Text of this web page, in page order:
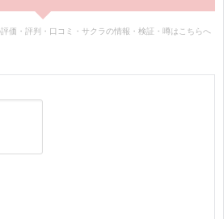
価・評判・口コミ・サクラの情報・検証・噂はこちらへ